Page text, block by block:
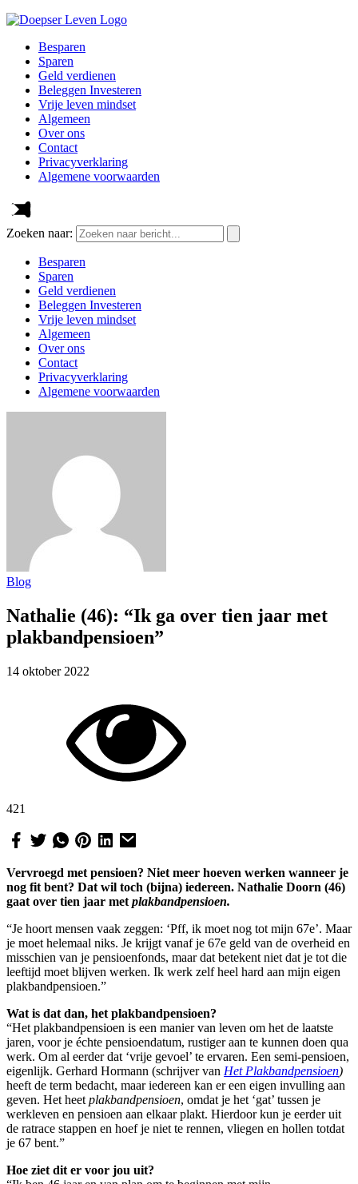
Besparen
Sparen
Geld verdienen
Beleggen Investeren
Vrije leven mindset
Algemeen
Over ons
Contact
Privacyverklaring
Algemene voorwaarden
Zoeken naar:
Besparen
Sparen
Geld verdienen
Beleggen Investeren
Vrije leven mindset
Algemeen
Over ons
Contact
Privacyverklaring
Algemene voorwaarden
Blog
Nathalie (46): “Ik ga over tien jaar met
plakbandpensioen”
14 oktober 2022
421
Vervroegd met pensioen? Niet meer hoeven werken wanneer je
nog fit bent? Dat wil toch (bijna) iedereen. Nathalie Doorn (46)
gaat over tien jaar met plakbandpensioen.
“Je hoort mensen vaak zeggen: ‘Pff, ik moet nog tot mijn 67e’. Maar
je moet helemaal niks. Je krijgt vanaf je 67e geld van de overheid en
misschien van je pensioenfonds, maar dat betekent niet dat je tot die
leeftijd moet blijven werken. Ik werk zelf heel hard aan mijn eigen
plakbandpensioen.”
Wat is dat dan, het plakbandpensioen?
“Het plakbandpensioen is een manier van leven om het de laatste
jaren, voor je échte pensioendatum, rustiger aan te kunnen doen qua
werk. Om al eerder dat ‘vrije gevoel’ te ervaren. Een semi-pensioen,
eigenlijk. Gerhard Hormann (schrijver van Het Plakbandpensioen)
heeft de term bedacht, maar iedereen kan er een eigen invulling aan
geven. Het heet plakbandpensioen, omdat je het ‘gat’ tussen je
werkleven en pensioen aan elkaar plakt. Hierdoor kun je eerder uit
de ratrace stappen en hoef je niet te rennen, vliegen en hollen totdat
je 67 bent.”
Hoe ziet dit er voor jou uit?